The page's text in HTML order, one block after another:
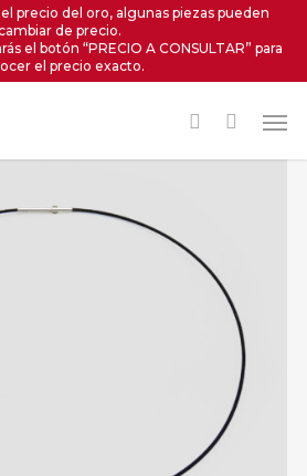
precio del oro, algunas piezas pueden
de precio.
el botón “PRECIO A CONSULTAR” para
el precio exacto.